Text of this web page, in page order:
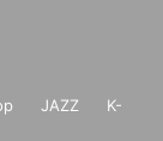
JAZZ
K-